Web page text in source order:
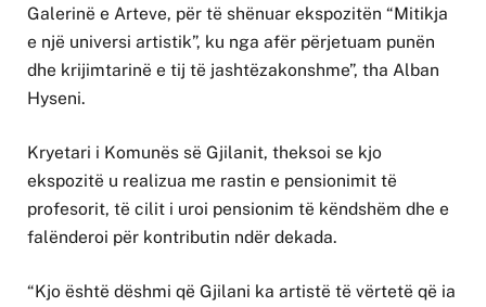
Galerinë e Arteve, për të shënuar ekspozitën “Mitikja
e një universi artistik”, ku nga afër përjetuam punën
dhe krijimtarinë e tij të jashtëzakonshme”, tha Alban
Hyseni.
Kryetari i Komunës së Gjilanit, theksoi se kjo
ekspozitë u realizua me rastin e pensionimit të
profesorit, të cilit i uroi pensionim të këndshëm dhe e
falënderoi për kontributin ndër dekada.
“Kjo është dëshmi që Gjilani ka artistë të vërtetë që ia